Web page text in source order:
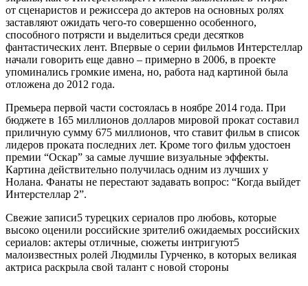
от сценаристов и режиссера до актеров на основных ролях
заставляют ожидать чего-то совершенно особенного,
способного потрясти и выделиться среди десятков
фантастических лент. Впервые о серии фильмов Интерстеллар
начали говорить еще давно – примерно в 2006, в проекте
упоминались громкие имена, но, работа над картиной была
отложена до 2012 года.
Премьера первой части состоялась в ноябре 2014 года. При
бюджете в 165 миллионов долларов мировой прокат составил
приличную сумму 675 миллионов, что ставит фильм в список
лидеров проката последних лет. Кроме того фильм удостоен
премии “Оскар” за самые лучшие визуальные эффекты.
Картина действительно получилась одним из лучших у
Нолана. Фанаты не перестают задавать вопрос: “Когда выйдет
Интерстеллар 2”.
Свежие записи5 турецких сериалов про любовь, которые
высоко оценили российские зрители6 ожидаемых российских
сериалов: актеры отличные, сюжеты интригуют5
малоизвестных ролей Людмилы Гурченко, в которых великая
актриса раскрыла свой талант с новой стороны